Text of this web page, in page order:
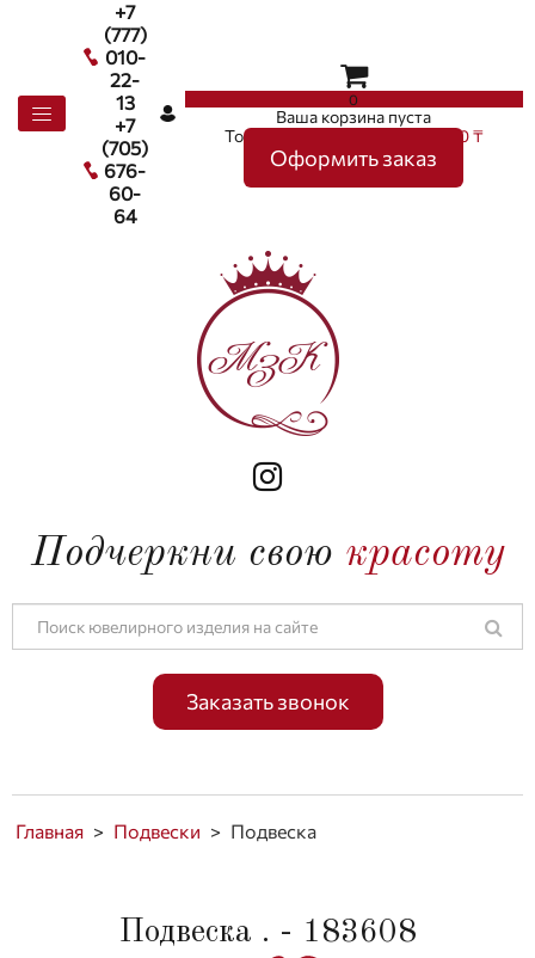
+7
(777)
010-
22-
13
+7
(705)
676-
60-
64
0
Ваша корзина пуста
Товаров в корзине
на сумму0 ₸
Оформить заказ
Подчеркни свою красоту
Заказать звонок
Главная > Подвески > Подвеска
Подвеска . - 183608